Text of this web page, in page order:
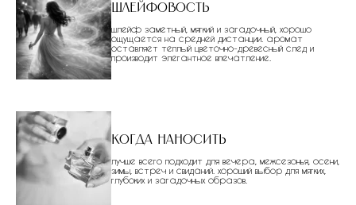
Шлейфовость
шлейф заметный, мягкий и загадочный, хорошо
ощущается на средней дистанции. аромат
оставляет теплый цветочно-древесный след и
производит элегантное впечатление.
Когда наносить
лучше всего подходит для вечера, межсезонья, осени,
зимы, встреч и свиданий. хороший выбор для мягких,
глубоких и загадочных образов.